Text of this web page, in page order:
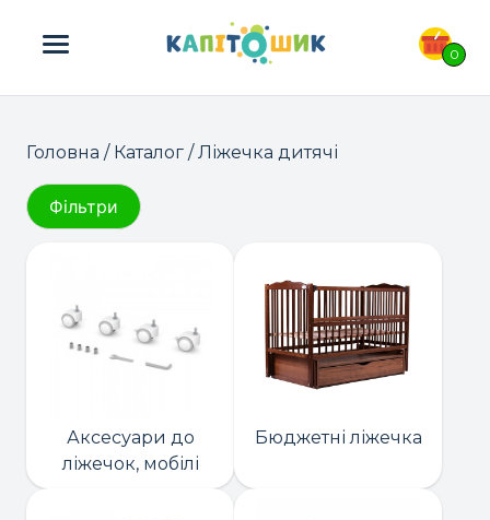
0
ПОШУК ТОВАРІВ:
Головна / Каталог / Ліжечка дитячі
Фільтри
Аксесуари до
ліжечок, мобілі
Бюджетні ліжечка